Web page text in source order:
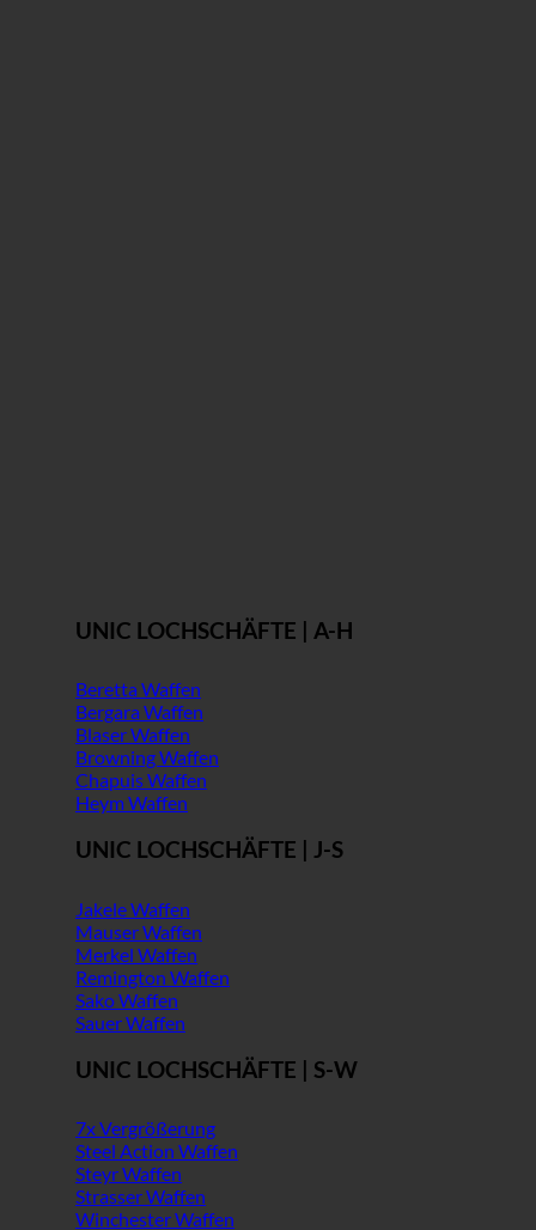
UNIC LOCHSCHÄFTE | A-H
Beretta Waffen
Bergara Waffen
Blaser Waffen
Browning Waffen
Chapuis Waffen
Heym Waffen
UNIC LOCHSCHÄFTE | J-S
Jakele Waffen
Mauser Waffen
Merkel Waffen
Remington Waffen
Sako Waffen
Sauer Waffen
UNIC LOCHSCHÄFTE | S-W
7x Vergrößerung
Steel Action Waffen
Steyr Waffen
Strasser Waffen
Winchester Waffen